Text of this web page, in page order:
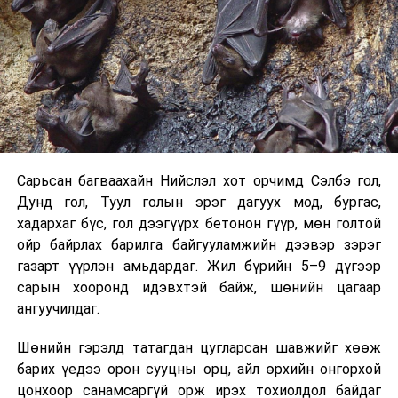
Харин “Шунхлай” ХХК 100,000 м³ буюу Монгол Улсад
хамгийн том хүчин чадалтайд тооцогдох газрын
тосны бүтээгдэхүүний агуулахыг
Сонгинохайрхандүүргийн 21 дүгээр хороонд барьж
байна. Тус бүр нь 14,000 м³ нэрлэсэн багтаамжтай, 36
метрийн диаметр, 14.5 метрийн өндөртэй долоон
босоо ган сав барихаар төлөвлөсөн. Нийт хөрөнгө
оруулалтын хэмжээ 151.26 тэрбум төгрөг бөгөөд
жилийн 9 хувийн хүүтэй хөнгөлөлттэй зээлийн
хүрээнд арилжааны банкнаас 151.0 тэрбумын
гүйцэтгэл нь 40 хувьтай байгаа бөгөөд 2027 оны 12
дүгээр сарын 31-нд багтаан бүрэн ашиглалтад
оруулахаар төлөвлөснийг “Шунхлай” ХХК-ийн техник
Хэрэв шилжилт хөдөлгөөн хийх бол 2026 оны
08 дугаар сарын 07-ны өдрөөс өмнө
баталгаажуулсан байх.
Сарьсан багваахайн Нийслэл хот орчимд Сэлбэ гол,
Дунд гол, Туул голын эрэг дагуух мод, бургас,
хадархаг бүс, гол дээгүүрх бетонон гүүр, мөн голтой
ойр байрлах барилга байгууламжийн дээвэр зэрэг
газарт үүрлэн амьдардаг. Жил бүрийн 5–9 дүгээр
сарын хооронд идэвхтэй байж, шөнийн цагаар
ангуучилдаг.
Шөнийн гэрэлд татагдан цугларсан шавжийг хөөж
барих үедээ орон сууцны орц, айл өрхийн онгорхой
цонхоор санамсаргүй орж ирэх тохиолдол байдаг